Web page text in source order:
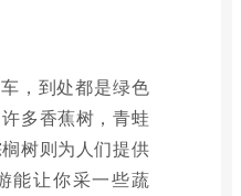
，到处都是绿色
多香蕉树，青蛙
树则为人们提供
能让你采一些蔬